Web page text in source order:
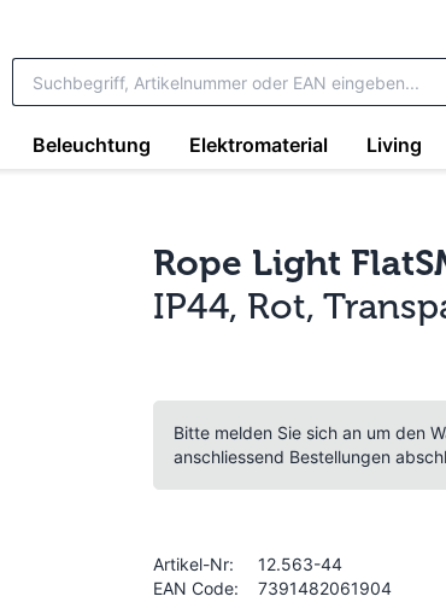
Beleuchtung Elektromaterial Living
Rope Light
IP44, Rot,
Bitte melden Sie sich an um den
anschliessend Bestellungen
Artikel-Nr:
12.563-44
EAN Code:
7391482061904